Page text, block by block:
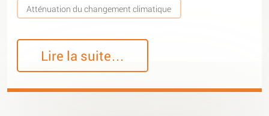
Atténuation du changement climatique
Lire la suite…